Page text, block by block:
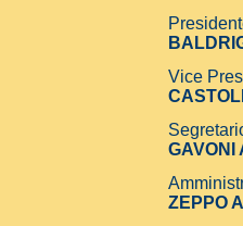
Vice
GAVONI
ZEPPO